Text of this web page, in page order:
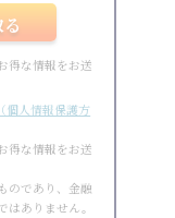
得な情報をお送
個人情報保護方
得な情報をお送
のであり、金融
ありません。